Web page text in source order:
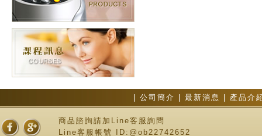
公司簡介 最新消息 產品介
商品諮詢請加Line客服詢問
Line客服帳號 ID:@ob22742652